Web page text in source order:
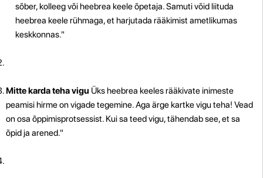
sõber, kolleeg või heebrea keele õpetaja. Samuti võid liituda
heebrea keele rühmaga, et harjutada rääkimist ametlikumas
keskkonnas."
Mitte karda teha vigu Üks heebrea keeles rääkivate inimeste
peamisi hirme on vigade tegemine. Aga ärge kartke vigu teha! Vead
on osa õppimisprotsessist. Kui sa teed vigu, tähendab see, et sa
õpid ja arened."